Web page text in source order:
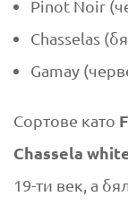
Pinot Noir
Chasselas
Gamay
Сортове като
Chassela
19-ти век, а